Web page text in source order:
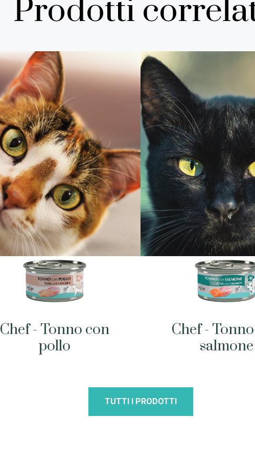
Prodotti
Chef - Tonno con
pollo
Chef -
salmone
TUTTI I PRODOTTI